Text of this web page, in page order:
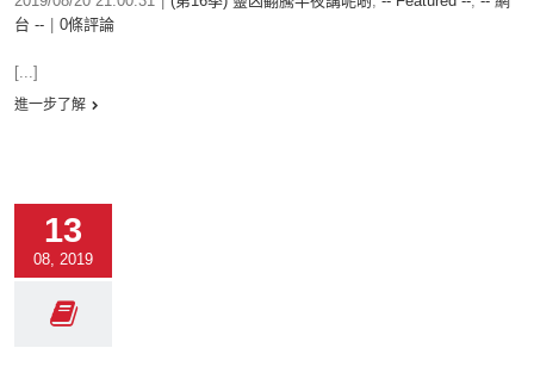
台 --
0條評論
[...]
進一步了解
13
08, 2019